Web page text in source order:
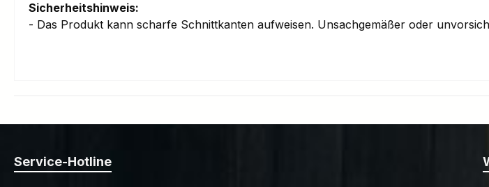
Sicherheitshinweis:
- Das Produkt kann scharfe Schnittkanten aufweisen. Unsachgemäßer oder
Service-Hotline